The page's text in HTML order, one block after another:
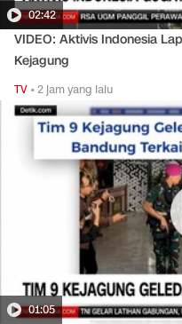
02:42
VIDEO: Aktivis Indonesia
Kejagung
TV •2 jam yang lalu
01:05